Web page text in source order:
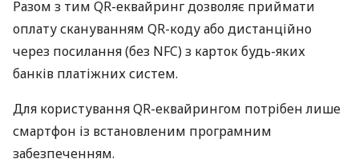
Разом з тим QR-еквайринг дозволяє приймати
оплату скануванням QR-коду або дистанційно
через посилання (без NFC) з карток будь-яких
банків платіжних систем.
Для користування QR-еквайрингом потрібен лише
смартфон із встановленим програмним
забезпеченням.